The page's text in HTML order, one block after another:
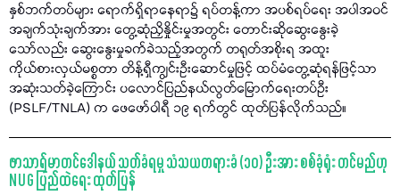
နှစ်ဘက်တပ်များ ရောက်ရှိရာနေရာ၌ ရပ်တန့်ကာ အပစ်ရပ်ရေး အပါအဝင်
အချက်သုံးချက်အား တွေ့ဆုံညှိနှိုင်းမှုအတွင်း တောင်းဆိုဆွေးနွေးခဲ့
သော်လည်း ဆွေးနွေးမှုခက်ခဲသည့်အတွက် တရုတ်အစိုးရ အထူး
ကိုယ်စားလှယ်မစ္စတာ တိန့်ရှီကျွင်းဦးဆောင်မှုဖြင့် ထပ်မံတွေ့ဆုံရန်ဖြင့်သာ
အဆုံးသတ်ခဲ့ကြောင်း ပလောင်ပြည်နယ်လွတ်မြောက်ရေးတပ်ဦး
(PSLF/TNLA) က ဖေဖော်ဝါရီ ၁၉ ရက်တွင် ထုတ်ပြန်လိုက်သည်။
ဖာသာရ်မာတင်ဒေါနယ် သတ်ခံရမှု သံသယတရားခံ (၁၀) ဦးအား စစ်ခုံရုံး တင်မည်ဟု
NUG ပြည်ထဲရေး ထုတ်ပြန်